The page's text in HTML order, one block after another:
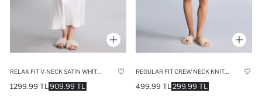
909.99 TL
1299.99 TL 299.99 TL
499.99 TL